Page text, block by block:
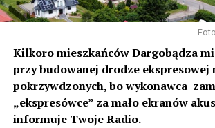
Kilkoro mieszkańców Dargobądza
przy budowanej drodze ekspresowej
pokrzywdzonych, bo wykonawca
„ekspresówce” za mało ekranów
informuje Twoje Radio.